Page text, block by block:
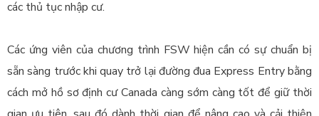
các thủ tục nhập cư.
Các ứng viên của chương trình FSW hiện cần có sự chuẩn bị
sẵn sàng trước khi quay trở lại đường đua Express Entry bằng
cách mở hồ sơ định cư Canada càng sớm càng tốt để giữ thời